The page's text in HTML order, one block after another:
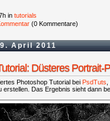
in tutorials
(0 Kommentare)
April 2011
Düsteres Portrait-
Photoshop Tutorial bei PsdTuts
erstellen. Das Ergebnis sieht dann